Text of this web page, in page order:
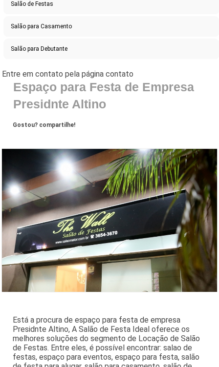
Salão de Festas
Salão para Casamento
Salão para Debutante
Espaço para Festa de Empresa
Presidnte Altino
Gostou? compartilhe!
Está a procura de espaço para festa de empresa
Presidnte Altino, A Salão de Festa Ideal oferece os
melhores soluções do segmento de Locação de Salão
de Festas. Entre eles, é possível encontrar: salao de
festas, espaço para eventos, espaço para festa, salão